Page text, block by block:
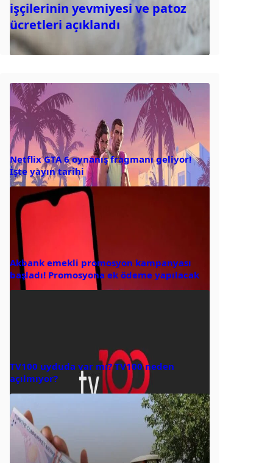
işçilerinin yevmiyesi ve patoz
ücretleri açıklandı
Netflix GTA 6 oynanış fragmanı geliyor!
İşte yayın tarihi
Akbank emekli promosyon kampanyası
başladı! Promosyona ek ödeme yapılacak
TV100 uyduda var mı? TV100 neden
açılmıyor?